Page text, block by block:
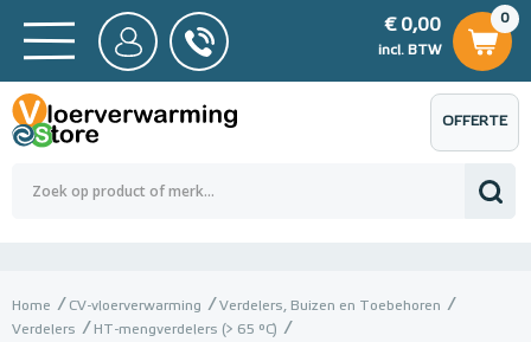
BTW
0,00
0
€ 0,00
incl. BTW
€ 0,00
OFFERTE
AANVRAGEN
Home CV-vloerverwarming
Verdelers, Buizen en Toebehoren
Verdelers
HT-mengverdelers (> 65 °C)